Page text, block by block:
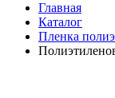
Главная
Каталог
Пленка